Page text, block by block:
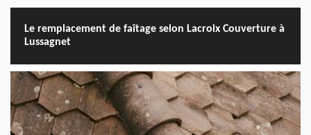
Le remplacement de faîtage selon Lacroix Couverture à
Lussagnet